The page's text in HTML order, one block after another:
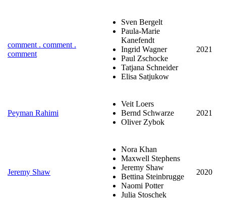
comment . comment .
comment
Sven Bergelt
Paula-Marie
Kanefendt
Ingrid Wagner
Paul Zschocke
Tatjana Schneider
Elisa Satjukow
2021
Peyman Rahimi
Veit Loers
Bernd Schwarze
Oliver Zybok
2021
Jeremy Shaw
Nora Khan
Maxwell Stephens
Jeremy Shaw
Bettina Steinbrugge
Naomi Potter
Julia Stoschek
2020